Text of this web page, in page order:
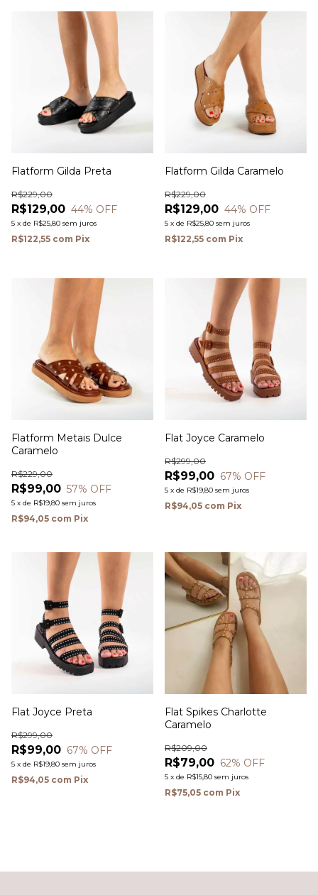
Flatform Gilda Preta
R$129,00
R$229,00
44% OFF
5 x de R$25,80 sem juros
R$122,55 com Pix
Flatform Gilda Caramelo
R$129,00
R$229,00
44% OFF
5 x de R$25,80 sem juros
R$122,55 com Pix
Flatform Metais Dulce
Caramelo
R$99,00
R$229,00
57% OFF
5 x de R$19,80 sem juros
R$94,05 com Pix
Flat Joyce Caramelo
R$99,00
R$299,00
67% OFF
5 x de R$19,80 sem juros
R$94,05 com Pix
Flat Joyce Preta
R$99,00
R$299,00
67% OFF
5 x de R$19,80 sem juros
R$94,05 com Pix
Flat Spikes Charlotte
Caramelo
R$79,00
R$209,00
62% OFF
5 x de R$15,80 sem juros
R$75,05 com Pix